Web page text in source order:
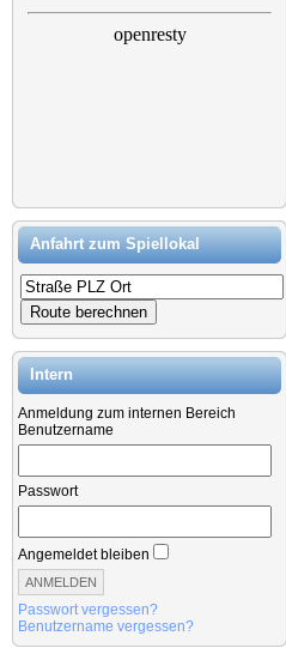
Anfahrt zum Spiellokal
Intern
Anmeldung zum internen Bereich
Benutzername
Passwort
Angemeldet bleiben
Passwort vergessen?
Benutzername vergessen?